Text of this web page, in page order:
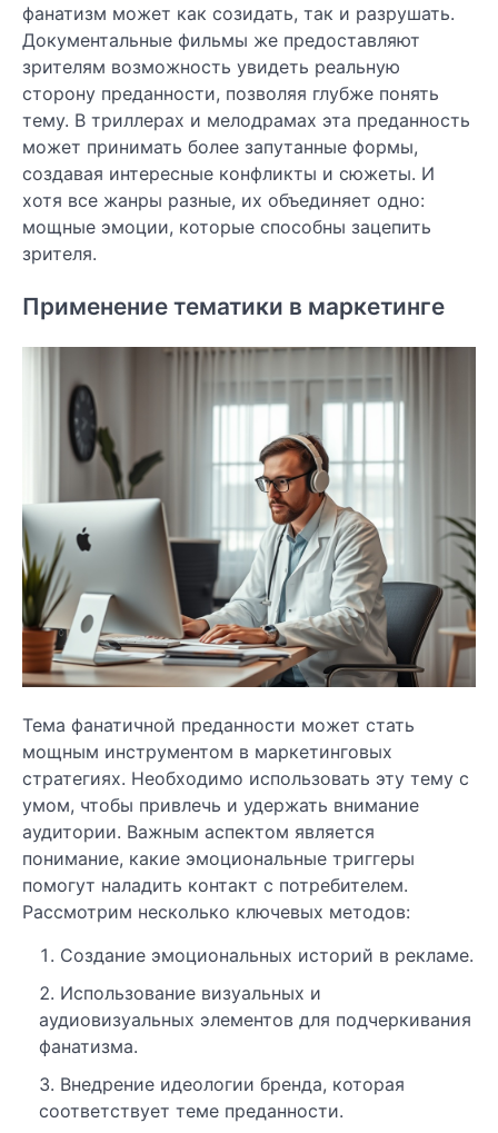
фанатизм может как созидать, так и разрушать.
Документальные фильмы же предоставляют
зрителям возможность увидеть реальную
сторону преданности, позволяя глубже понять
тему. В триллерах и мелодрамах эта преданность
может принимать более запутанные формы,
создавая интересные конфликты и сюжеты. И
хотя все жанры разные, их объединяет одно:
мощные эмоции, которые способны зацепить
зрителя.
Применение тематики в маркетинге
Тема фанатичной преданности может стать
мощным инструментом в маркетинговых
стратегиях. Необходимо использовать эту тему с
умом, чтобы привлечь и удержать внимание
аудитории. Важным аспектом является
понимание, какие эмоциональные триггеры
помогут наладить контакт с потребителем.
Рассмотрим несколько ключевых методов:
Создание эмоциональных историй в рекламе.
Использование визуальных и
аудиовизуальных элементов для подчеркивания
фанатизма.
Внедрение идеологии бренда, которая
соответствует теме преданности.